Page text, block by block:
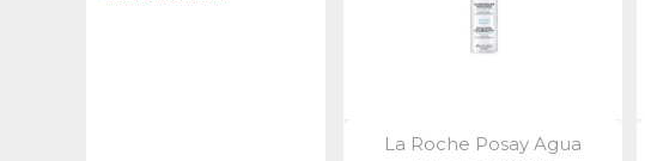
Vista Rápida
La Roche Posay Agua